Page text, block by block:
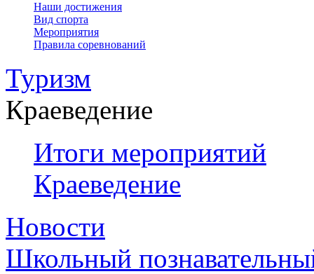
Наши достижения
Вид спорта
Мероприятия
Правила соревнований
Туризм
Краеведение
Итоги мероприятий
Краеведение
Новости
Школьный